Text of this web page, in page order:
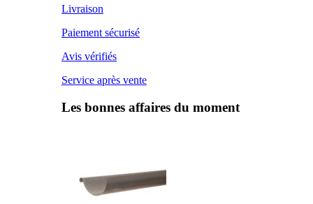
Livraison
Paiement sécurisé
Avis vérifiés
Service après vente
Les bonnes affaires du moment